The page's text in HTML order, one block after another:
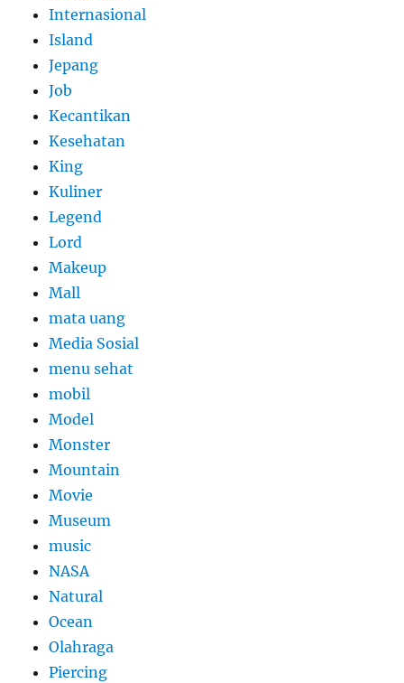
Internasional
Island
Jepang
Job
Kecantikan
Kesehatan
King
Kuliner
Legend
Lord
Makeup
Mall
mata uang
Media Sosial
menu sehat
mobil
Model
Monster
Mountain
Movie
Museum
music
NASA
Natural
Ocean
Olahraga
Piercing